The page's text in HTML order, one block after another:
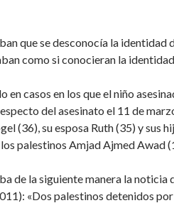
que se desconocía la
como si conocieran la
casos en los que el niño
del asesinato el 11 de
(36), su esposa Ruth (35) y sus
palestinos Amjad Ajmed Awad
de la siguiente manera la noticia
«Dos palestinos detenidos